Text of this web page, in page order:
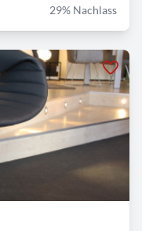
29% Nachlass